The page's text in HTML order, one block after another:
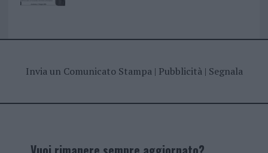
Invia un Comunicato Stampa| Pubblicità| Segnala